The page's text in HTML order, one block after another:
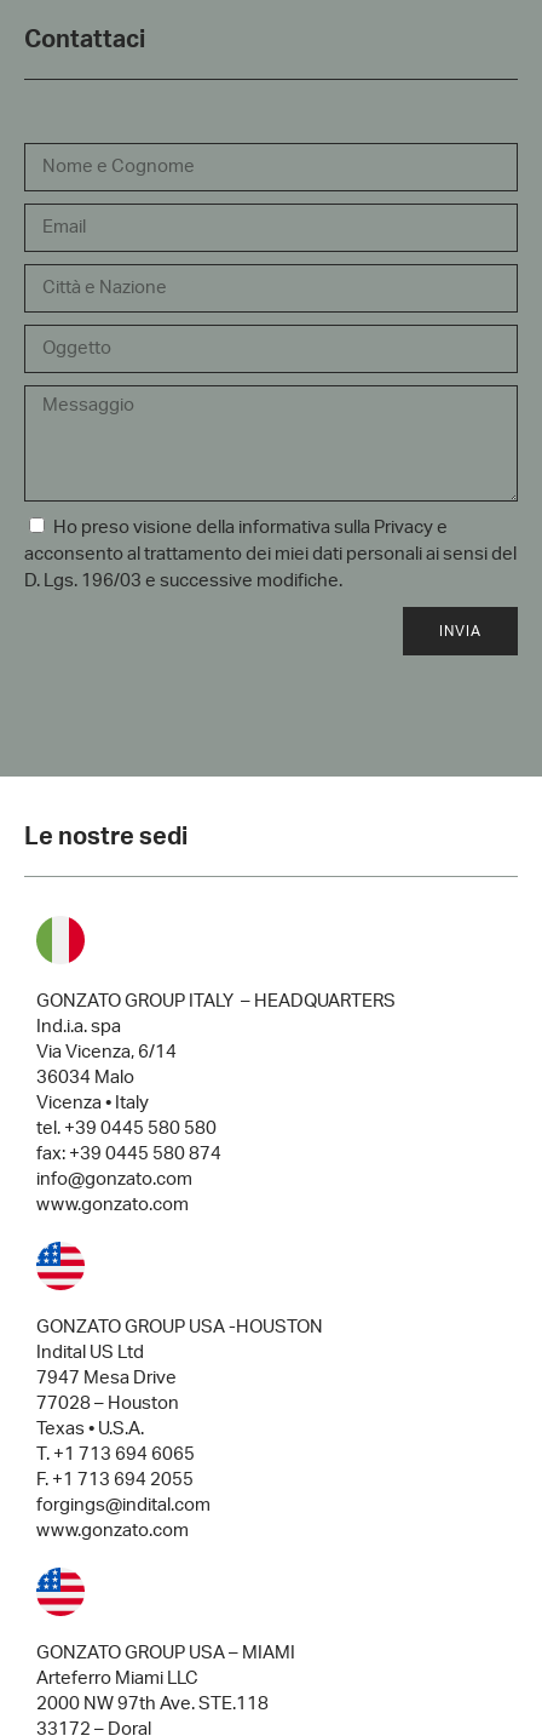
Contattaci
Ho preso visione della informativa sulla Privacy e
acconsento al trattamento dei miei dati personali ai sensi del
D. Lgs. 196/03 e successive modifiche.
INVIA
Le nostre sedi
GONZATO GROUP ITALY – HEADQUARTERS
Ind.i.a. spa
Via Vicenza, 6/14
36034 Malo
Vicenza • Italy
tel. +39 0445 580 580
fax: +39 0445 580 874
info@gonzato.com
www.gonzato.com
GONZATO GROUP USA -HOUSTON
Indital US Ltd
7947 Mesa Drive
77028 – Houston
Texas • U.S.A.
T. +1 713 694 6065
F. +1 713 694 2055
forgings@indital.com
www.gonzato.com
GONZATO GROUP USA – MIAMI
Arteferro Miami LLC
2000 NW 97th Ave. STE.118
33172 – Doral